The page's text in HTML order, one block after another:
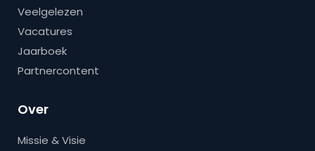
Veelgelezen
Vacatures
Jaarboek
Partnercontent
Over
Missie & Visie